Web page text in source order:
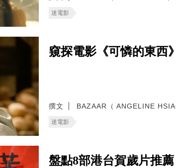
迷電影
窺探電影《可憐的東西
撰文 BAZAAR（ ANGELINE
迷電影
盤點8部港台賀歲片推